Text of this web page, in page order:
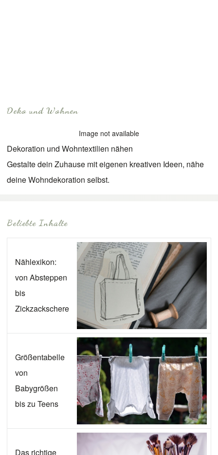
Beliebte Inhalte
Nählexikon:
von Absteppen
bis
Zickzackschere
Größentabelle
von
Babygrößen
bis zu Teens
Das richtige
Deko und Wohnen
Image not available
Dekoration und Wohntextilien nähen
Gestalte dein Zuhause mit eigenen kreativen Ideen, nähe
deine Wohndekoration selbst.